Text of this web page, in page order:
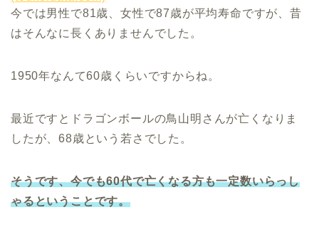
今では男性で81歳、女性で87歳が平均寿命ですが、昔
はそんなに長くありませんでした。
1950年なんて60歳くらいですからね。
最近ですとドラゴンボールの鳥山明さんが亡くなりま
したが、68歳という若さでした。
そうです、今でも60代で亡くなる方も一定数いらっし
ゃるということです。